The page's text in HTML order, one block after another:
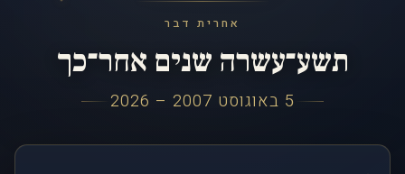
אחרית דבר
תשע־עשרה שנים אחר־כך
5 באוגוסט 2007 – 2026